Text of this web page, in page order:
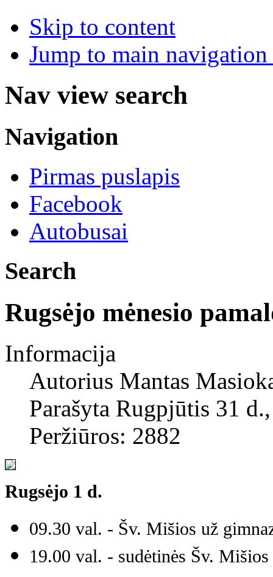
Skip to content
Jump to main
Nav view search
Navigation
Pirmas puslapis
Facebook
Autobusai
Search
Rugsėjo mėnesio
Informacija
Autorius Mantas
Parašyta Rugpjūtis 31
Peržiūros: 2882
Rugsėjo 1 d.
09.30 val. - Šv. Mišios už
19.00 val. - sudėtinės Šv.